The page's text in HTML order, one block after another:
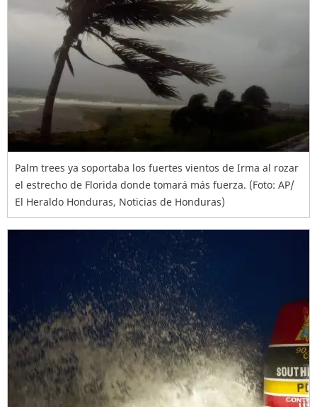
Palm trees ya soportaba los fuertes vientos de Irma al rozar
el estrecho de Florida donde tomará más fuerza. (Foto: AP/
El Heraldo Honduras, Noticias de Honduras)